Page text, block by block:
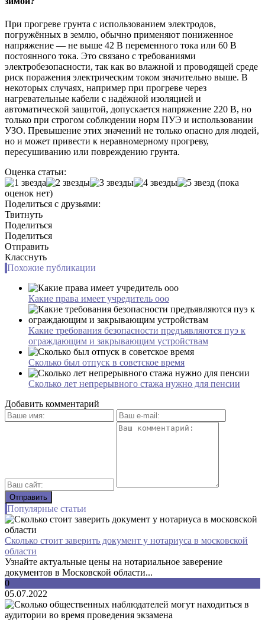
При прогреве грунта с использованием электродов,
погружённых в землю, обычно применяют пониженное
напряжение — не выше 42 В переменного тока или 60 В
постоянного тока. Это связано с требованиями
электробезопасности, так как во влажной и проводящей среде
риск поражения электрическим током значительно выше. В
некоторых случаях, например при прогреве через
нагревательные кабели с надёжной изоляцией и
автоматической защитой, допускается напряжение 220 В, но
только при строгом соблюдении норм ПУЭ и использовании
УЗО. Превышение этих значений не только опасно для людей,
но и может привести к неравномерному прогреву,
пересушиванию или повреждению грунта.
Оценка статьи:
(пока
оценок нет)
Поделиться с друзьями:
Твитнуть
Поделиться
Поделиться
Отправить
Класснуть
Похожие публикации
Какие права имеет учредитель ооо
Какие требования безопасности предъявляются пуэ к
ограждающим и закрывающим устройствам
Сколько был отпуск в советское время
Сколько лет непрерывного стажа нужно для пенсии
Добавить комментарий
Популярные статьи
Сколько стоит заверить документ у нотариуса в московской
области
Узнайте актуальные цены на нотариальное заверение
документов в Московской области...
0
05.07.2022